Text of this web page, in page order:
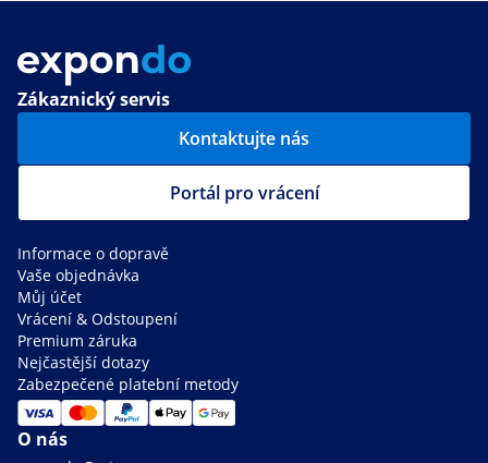
Zákaznický servis
Kontaktujte nás
Portál pro vrácení
Informace o dopravě
Vaše objednávka
Můj účet
Vrácení & Odstoupení
Premium záruka
Nejčastější dotazy
Zabezpečené platební metody
O nás